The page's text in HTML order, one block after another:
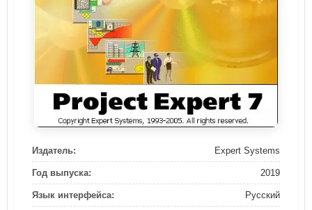
Издатель: Expert Systems
Год выпуска: 2019
Язык интерфейса: Русский